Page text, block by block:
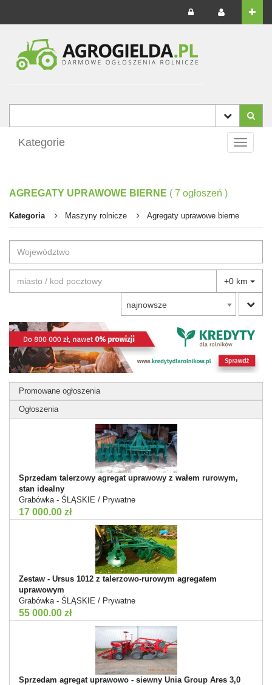
Toggle
Kategorie
AGREGATY UPRAWOWE BIERNE ( 7 ogłoszeń )
Kategoria Maszyny rolnicze Agregaty uprawowe bierne
+0 km
najnowsze
Promowane ogłoszenia
Ogłoszenia
Sprzedam talerzowy agregat uprawowy z wałem rurowym,
stan idealny
Grabówka - ŚLĄSKIE / Prywatne
17 000.00 zł
Zestaw - Ursus 1012 z talerzowo-rurowym agregatem
uprawowym
Grabówka - ŚLĄSKIE / Prywatne
55 000.00 zł
Sprzedam agregat uprawowo - siewny Unia Group Ares 3,0